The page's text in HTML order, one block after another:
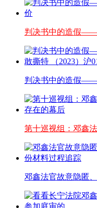
判决书中的造假
判决书中的造假
第十巡视组：邓鑫
邓鑫法官故意隐匿